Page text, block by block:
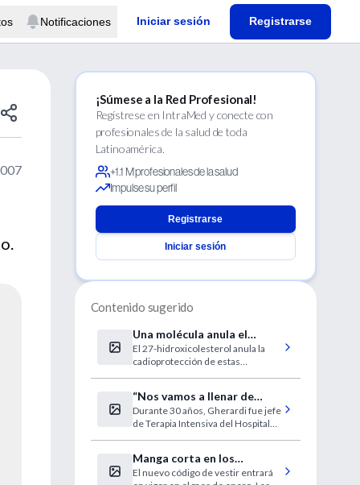
Notificaciones Iniciar sesión Registrarse
¡Súmese a la Red Profesional!
Regístrese en IntraMed y conecte con
profesionales de la salud de toda
Latinoamérica.
+1.1 M profesionales de la salud
Impulse su perfil
Registrarse
Iniciar sesión
Contenido sugerido
Una molécula anula el
efecto cardioprotector de
la terapia hormonal
El 27-hidroxicolesterol anula la
cadioprotección de estas
“Nos vamos a llenar de
enfermos en estado
vegetativo”
Durante 30 años, Gherardi fue jefe
de Terapia Intensiva del Hospital
Manga corta en los
hospitales ingleses
El nuevo código de vestir entrará